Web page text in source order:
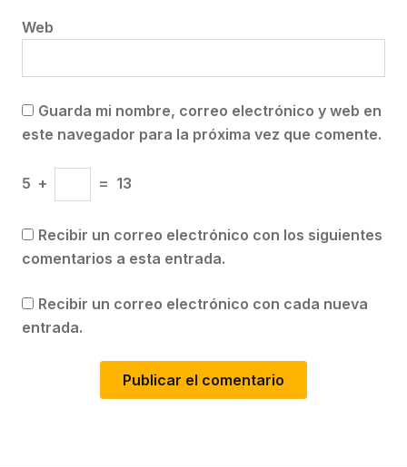
Web
Guarda mi nombre, correo electrónico y web en
este navegador para la próxima vez que comente.
5 + = 13
Recibir un correo electrónico con los siguientes
comentarios a esta entrada.
Recibir un correo electrónico con cada nueva
entrada.